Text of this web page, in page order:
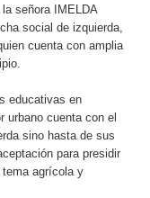
señora IMELDA
social de izquierda,
cuenta con amplia
educativas en
urbano cuenta con el
sino hasta de sus
para presidir
tema agrícola y